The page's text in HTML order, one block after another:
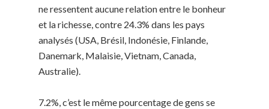
ne ressentent aucune relation entre le bonheur
et la richesse, contre 24.3% dans les pays
analysés (USA, Brésil, Indonésie, Finlande,
Danemark, Malaisie, Vietnam, Canada,
Australie).
7.2%, c’est le même pourcentage de gens se